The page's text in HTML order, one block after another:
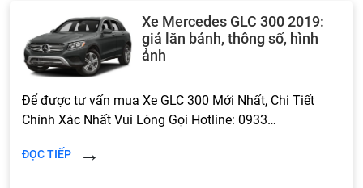
Xe Mercedes GLC 300 2019:
giá lăn bánh, thông số, hình
ảnh
Để được tư vấn mua Xe GLC 300 Mới Nhất, Chi Tiết
Chính Xác Nhất Vui Lòng Gọi Hotline: 0933…
ĐỌC TIẾP